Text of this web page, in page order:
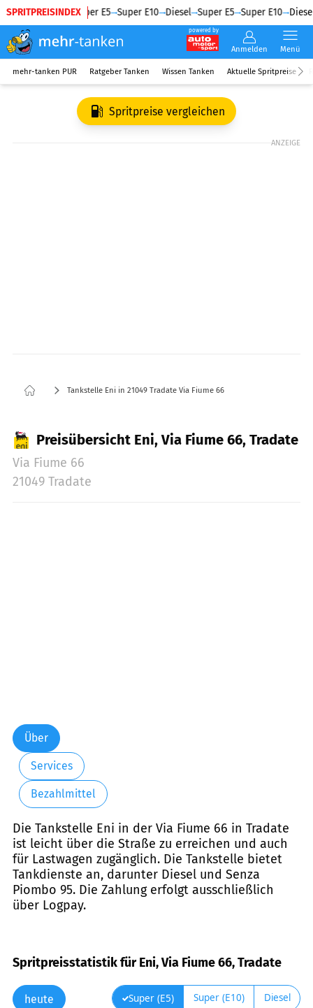
SPRITPREISINDEX
Diesel Super E5 Super E10 Diesel Super E5 Super E10 Diesel
powered by
Anmelden Menü
mehr-tanken PUR Ratgeber Tanken Wissen Tanken Aktuelle Spritpreise
Spritpreise vergleichen
ANZEIGE
Tankstelle Eni in 21049 Tradate Via Fiume 66
Preisübersicht Eni, Via Fiume 66, Tradate
Via Fiume 66
21049 Tradate
Über
Services
Bezahlmittel
Die Tankstelle Eni in der Via Fiume 66 in Tradate
ist leicht über die Straße zu erreichen und auch
für Lastwagen zugänglich. Die Tankstelle bietet
Tankdienste an, darunter Diesel und Senza
Piombo 95. Die Zahlung erfolgt ausschließlich
über Logpay.
Spritpreisstatistik für Eni, Via Fiume 66, Tradate
heute Super (E5) Super (E10) Diesel